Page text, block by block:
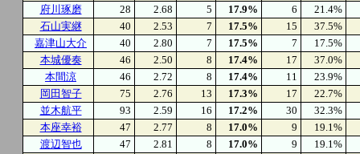
府川琢磨
28 2.68 5 17.9% 6
21.4%
石山実継
40 2.53 7 17.5% 15
37.5%
嘉津山大介
40 2.80 7 17.5% 7
17.5%
本城優奏
46 2.50 8 17.4% 17
37.0%
本間涼
46 2.72 8 17.4% 11
23.9%
岡田智子
75 2.76 13 17.3% 17
22.7%
並木航平
93 2.59 16 17.2% 30
32.3%
本座幸裕
47 2.77 8 17.0% 9
19.1%
渡辺智也
47 2.81 8 17.0% 9
19.1%